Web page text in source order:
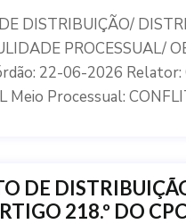
DISTRIBUIÇÃO/
PROCESSUAL/
22-06-2026 Relator:
Meio Processual:
DE
218.º DO CPC